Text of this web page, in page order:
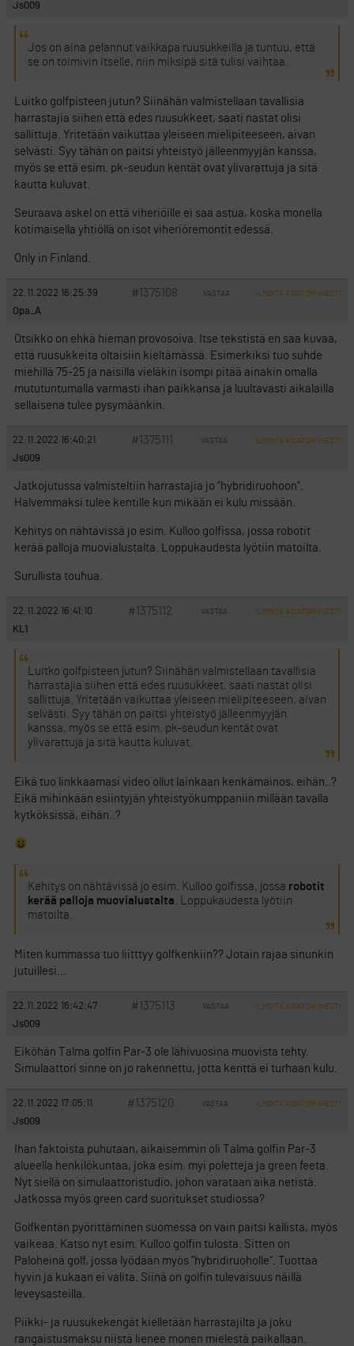
Js009
Jos on aina pelannut vaikkapa ruusukkeilla ja tuntuu, että
se on toimivin itselle, niin miksipä sitä tulisi vaihtaa.
Luitko golfpisteen jutun? Siinähän valmistellaan tavallisia
harrastajia siihen että edes ruusukkeet, saati nastat olisi
sallittuja. Yritetään vaikuttaa yleiseen mielipiteeseen, aivan
selvästi. Syy tähän on paitsi yhteistyö jälleenmyyjän kanssa,
myös se että esim. pk-seudun kentät ovat ylivarattuja ja sitä
kautta kuluvat.
Seuraava askel on että viheriöille ei saa astua, koska monella
kotimaisella yhtiöllä on isot viheriöremontit edessä.
Only in Finland.
22.11.2022 16:25:39 #1375108 VASTAA ILMOITA ASIATON VIESTI
Opa_A
Otsikko on ehkä hieman provosoiva. Itse tekstistä en saa kuvaa,
että ruusukkeita oltaisiin kieltämässä. Esimerkiksi tuo suhde
miehillä 75-25 ja naisilla vieläkin isompi pitää ainakin omalla
mututuntumalla varmasti ihan paikkansa ja luultavasti aikalailla
sellaisena tulee pysymäänkin.
22.11.2022 16:40:21 #1375111 VASTAA ILMOITA ASIATON VIESTI
Js009
Jatkojutussa valmisteltiin harrastajia jo ”hybridiruohoon”.
Halvemmaksi tulee kentille kun mikään ei kulu missään.
Kehitys on nähtävissä jo esim. Kulloo golfissa, jossa robotit
kerää palloja muovialustalta. Loppukaudesta lyötiin matoilta.
Surullista touhua.
22.11.2022 16:41:10 #1375112 VASTAA ILMOITA ASIATON VIESTI
KL1
Luitko golfpisteen jutun? Siinähän valmistellaan tavallisia
harrastajia siihen että edes ruusukkeet, saati nastat olisi
sallittuja. Yritetään vaikuttaa yleiseen mielipiteeseen, aivan
selvästi. Syy tähän on paitsi yhteistyö jälleenmyyjän
kanssa, myös se että esim. pk-seudun kentät ovat
ylivarattuja ja sitä kautta kuluvat.
Eikä tuo linkkaamasi video ollut lainkaan kenkämainos, eihän..?
Eikä mihinkään esiintyjän yhteistyökumppaniin millään tavalla
kytköksissä, eihän..?
Kehitys on nähtävissä jo esim. Kulloo golfissa, jossa robotit
kerää palloja muovialustalta. Loppukaudesta lyötiin
matoilta.
Miten kummassa tuo liitttyy golfkenkiin?? Jotain rajaa sinunkin
jutuillesi…
22.11.2022 16:42:47 #1375113 VASTAA ILMOITA ASIATON VIESTI
Js009
Eiköhän Talma golfin Par-3 ole lähivuosina muovista tehty.
Simulaattori sinne on jo rakennettu, jotta kenttä ei turhaan kulu.
22.11.2022 17:05:11 #1375120 VASTAA ILMOITA ASIATON VIESTI
Js009
Ihan faktoista puhutaan, aikaisemmin oli Talma golfin Par-3
alueella henkilökuntaa, joka esim. myi poletteja ja green feeta.
Nyt siellä on simulaattoristudio, johon varataan aika netistä.
Jatkossa myös green card suoritukset studiossa?
Golfkentän pyörittäminen suomessa on vain paitsi kallista, myös
vaikeaa. Katso nyt esim. Kulloo golfin tulosta. Sitten on
Paloheinä golf, jossa lyödään myös ”hybridiruoholle”. Tuottaa
hyvin ja kukaan ei valita. Siinä on golfin tulevaisuus näillä
leveysasteilla.
Piikki- ja ruusukekengät kielletään harrastajilta ja joku
rangaistusmaksu niistä lienee monen mielestä paikallaan.